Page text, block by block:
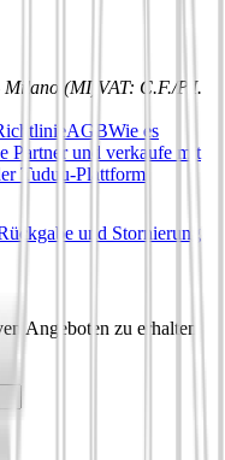
Milano (MI) VAT: C.F./P.I.
AGBWie es
Partner und verkaufe mit
Tuduu-Plattform
und Stornierung
Angeboten zu erhalten